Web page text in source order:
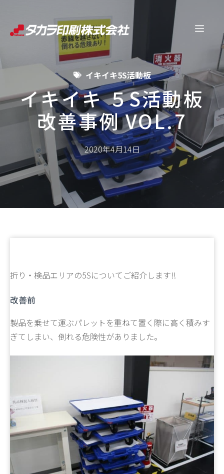
キ
メ
ュ
ー
イキイキ5S活動板
イキイキ ５S活動板
改善事例 VOL.7
2020年4月14日
折り・検品エリアの5Sについてご紹介します!!
改善前
製品を乗せて運ぶパレットを重ねて置く際に高く積みす
ぎてしまい、倒れる危険性がありました。